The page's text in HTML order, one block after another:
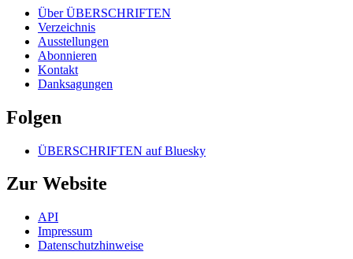
Über ÜBERSCHRIFTEN
Verzeichnis
Ausstellungen
Abonnieren
Kontakt
Danksagungen
Folgen
ÜBERSCHRIFTEN auf Bluesky
Zur Website
API
Impressum
Datenschutzhinweise